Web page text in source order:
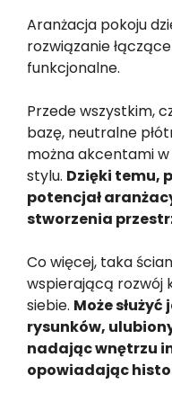
Aranżacja pokoju
rozwiązanie
funkcjonalne.
Przede wszystkim,
bazę, neutralne
można akcentami
stylu. Dzięki temu,
potencjał
stworzenia
Co więcej, taka
wspierającą rozwój
siebie. Może
rysunków,
nadając wnętrzu
opowiadając